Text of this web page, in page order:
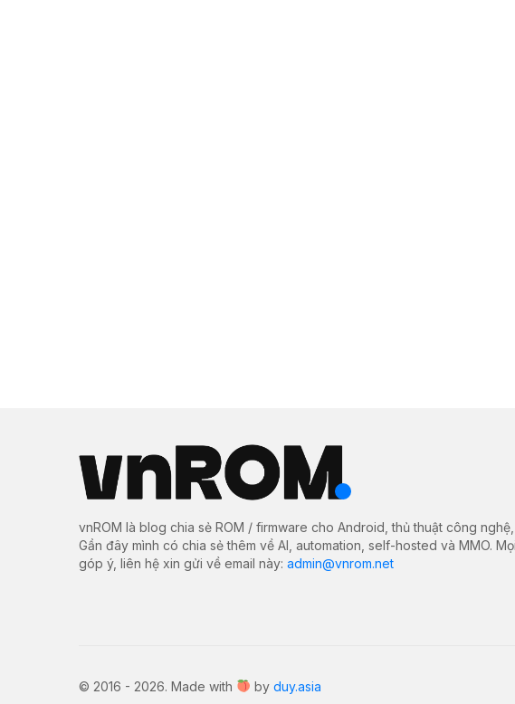
vnROM là blog chia sẻ ROM / firmware cho Android, thủ thuật công nghệ,
Gần đây mình có chia sẻ thêm về AI, automation, self-hosted và MMO.
góp ý, liên hệ xin gửi về email này: admin@vnrom.net
© 2016 - 2026. Made with by duy.asia